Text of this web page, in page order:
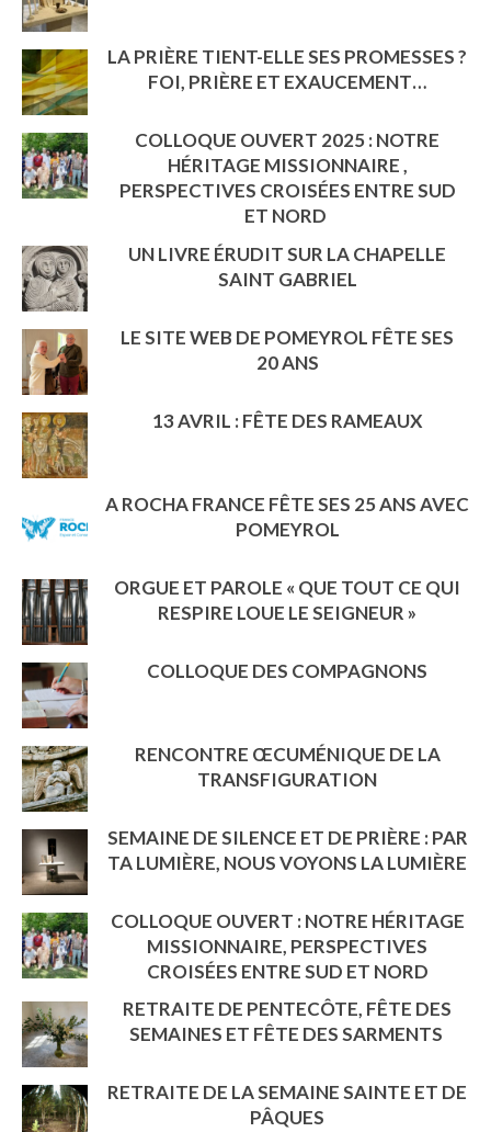
LA PRIÈRE TIENT-ELLE SES PROMESSES ?
FOI, PRIÈRE ET EXAUCEMENT…
COLLOQUE OUVERT 2025 : NOTRE
HÉRITAGE MISSIONNAIRE ,
PERSPECTIVES CROISÉES ENTRE SUD
ET NORD
UN LIVRE ÉRUDIT SUR LA CHAPELLE
SAINT GABRIEL
LE SITE WEB DE POMEYROL FÊTE SES
20 ANS
13 AVRIL : FÊTE DES RAMEAUX
A ROCHA FRANCE FÊTE SES 25 ANS AVEC
POMEYROL
ORGUE ET PAROLE « QUE TOUT CE QUI
RESPIRE LOUE LE SEIGNEUR »
COLLOQUE DES COMPAGNONS
RENCONTRE ŒCUMÉNIQUE DE LA
TRANSFIGURATION
SEMAINE DE SILENCE ET DE PRIÈRE : PAR
TA LUMIÈRE, NOUS VOYONS LA LUMIÈRE
COLLOQUE OUVERT : NOTRE HÉRITAGE
MISSIONNAIRE, PERSPECTIVES
CROISÉES ENTRE SUD ET NORD
RETRAITE DE PENTECÔTE, FÊTE DES
SEMAINES ET FÊTE DES SARMENTS
RETRAITE DE LA SEMAINE SAINTE ET DE
PÂQUES